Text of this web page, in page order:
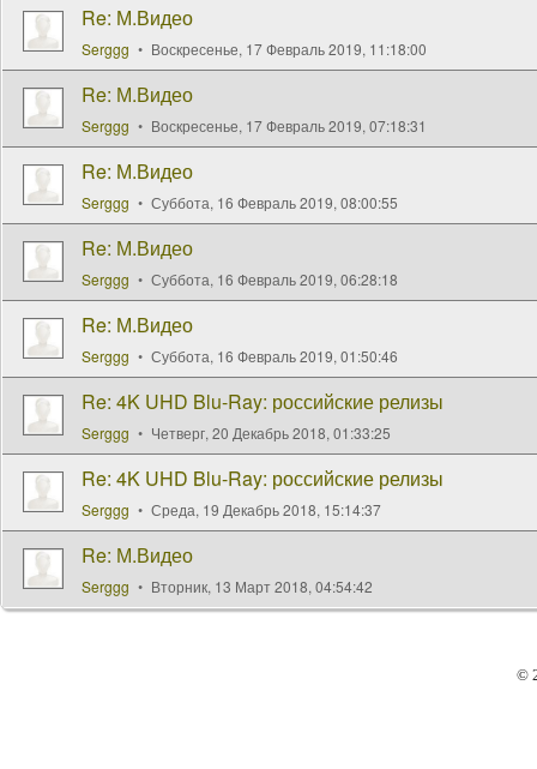
Re: М.Видео
Serggg Воскресенье, 17 Февраль 2019, 11:18:00
Re: М.Видео
Serggg Воскресенье, 17 Февраль 2019, 07:18:31
Re: М.Видео
Serggg Суббота, 16 Февраль 2019, 08:00:55
Re: М.Видео
Serggg Суббота, 16 Февраль 2019, 06:28:18
Re: М.Видео
Serggg Суббота, 16 Февраль 2019, 01:50:46
Re: 4K UHD Blu-Ray: российские релизы
Serggg Четверг, 20 Декабрь 2018, 01:33:25
Re: 4K UHD Blu-Ray: российские релизы
Serggg Среда, 19 Декабрь 2018, 15:14:37
Re: М.Видео
Serggg Вторник, 13 Март 2018, 04:54:42
©